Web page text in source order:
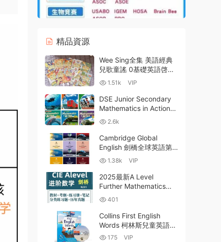
精品資源
Wee Sing全集 美語經典
兒歌童謠 0基礎英語啓蒙
全套9本524集 音頻 視頻
歌詞 使用指南 1080P 百
度網盤 高清MP4 MP3-
42.6GB
1.51k VIP
DSE Junior Secondary
Mathematics in Action
DSE初中數學中一中二中
三培生英文版數學與生活
全套教材及教師資源
PDF+WORD+PPT下載
2.6k
Cambridge Global
English 劍橋全球英語第
二版1-9級PDF學生用書
教師用書 練習冊 MP3音
頻 MP4視頻 教學資源 百
度網盤下載
1.38k VIP
2025最新A Level
Further Mathematics進
階數學備考資源合集
CAIE 9231全套PDF電子
版考綱+真題+教材+筆記
百度網盤下載
401
Collins First English
Words 柯林斯兒童英語圖
解字典 PDF電子版課本
175 VIP